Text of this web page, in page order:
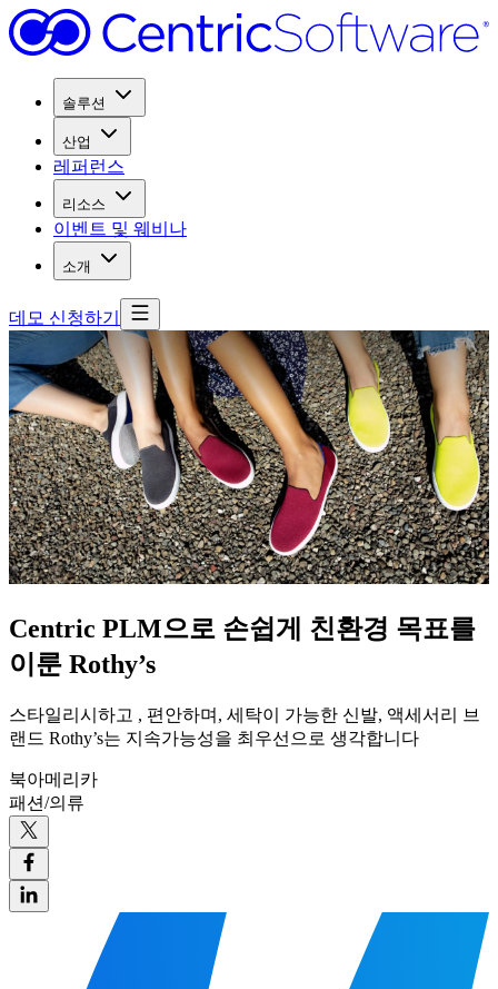
솔루션
산업
레퍼런스
리소스
이벤트 및 웨비나
소개
데모 신청하기
Centric PLM으로 손쉽게 친환경 목표를
이룬 Rothy’s
스타일리시하고 , 편안하며, 세탁이 가능한 신발, 액세서리 브
랜드 Rothy’s는 지속가능성을 최우선으로 생각합니다
북아메리카
패션/의류